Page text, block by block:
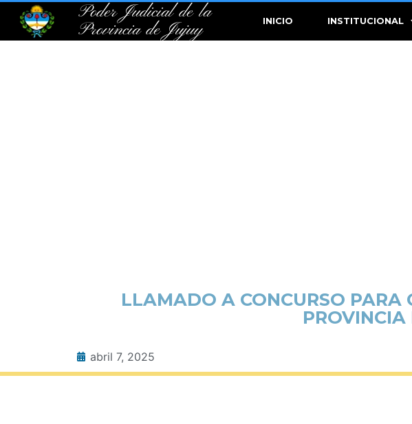
Poder Judicial de la
Provincia de Jujuy
INICIO INSTITUCIONAL
LLAMADO A CONCURSO PARA
PROVINCIA
abril 7, 2025